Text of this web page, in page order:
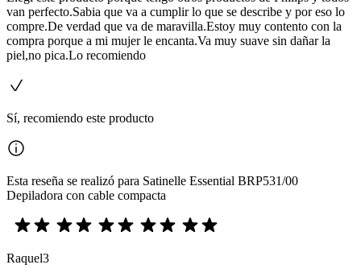
van perfecto.Sabia que va a cumplir lo que se describe y por eso lo
compre.De verdad que va de maravilla.Estoy muy contento con la
compra porque a mi mujer le encanta.Va muy suave sin dañar la
piel,no pica.Lo recomiendo
Sí, recomiendo este producto
Esta reseña se realizó para Satinelle Essential BRP531/00
Depiladora con cable compacta
Raquel3